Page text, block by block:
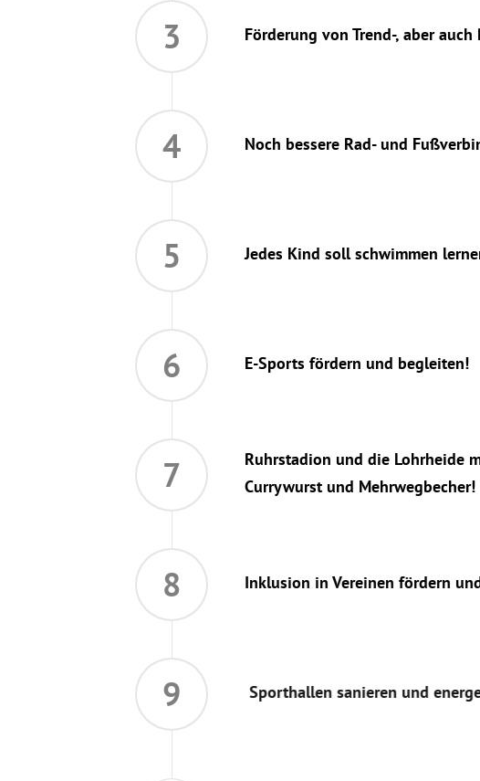
3 Förderung von Trend-, aber
4 Noch bessere Rad- und
5 Jedes Kind soll schwimmen
6 E-Sports fördern und begleiten!
7
Ruhrstadion und die Lohrheide
Currywurst und Mehrwegbecher!
8 Inklusion in Vereinen fördern
9 Sporthallen sanieren und